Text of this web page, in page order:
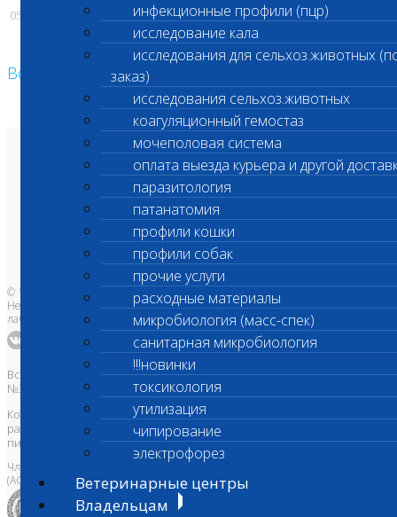
инфекционные профили (пцр)
исследование кала
исследования для сельхоз.животных
заказ)
исследования сельхоз.животных
коагуляционный гемостаз
мочеполовая система
оплата выезда курьера и другой
паразитология
патанатомия
профили кошки
профили собак
прочие услуги
расходные материалы
микробиология (масс-спек)
санитарная микробиология
!!!новинки
токсикология
утилизация
чипирование
электрофорез
Ветеринарные центры
Владельцам
05.12.2024
Возврат к списку
О лаборатории
Анализы и цены
Ветеринарные центры
Владельцам
Врачам и клиникам
Бланки лаборатории
Банк донорской крови
Адреса лабораторий
© 1996-2026
Независимая ветеринарная
лаборатория Шанс Био
Все права защищены и охраняются законом. Товарный знак
№395740 от 2008 г. ООО "ШАНС БИО"
Копирование, тиражирование, а также использование материалов,
размещенных на сайтеwww.vetlab.ruвозможно только с
письменного разрешения Правообладателя
Член Национальной ветеринарной палаты
(АСРО НВП)